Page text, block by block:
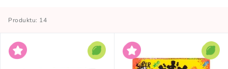
Produktu: 14